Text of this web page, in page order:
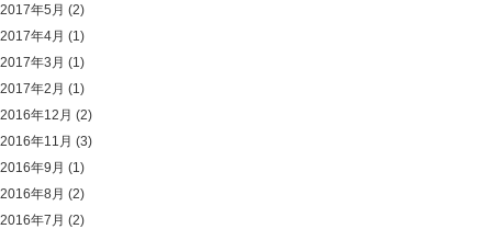
2017年5月 (2)
2017年4月 (1)
2017年3月 (1)
2017年2月 (1)
2016年12月 (2)
2016年11月 (3)
2016年9月 (1)
2016年8月 (2)
2016年7月 (2)